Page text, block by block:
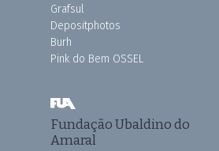
Grafsul
Depositphotos
Burh
Pink do Bem OSSEL
Fundação Ubaldino do
Amaral